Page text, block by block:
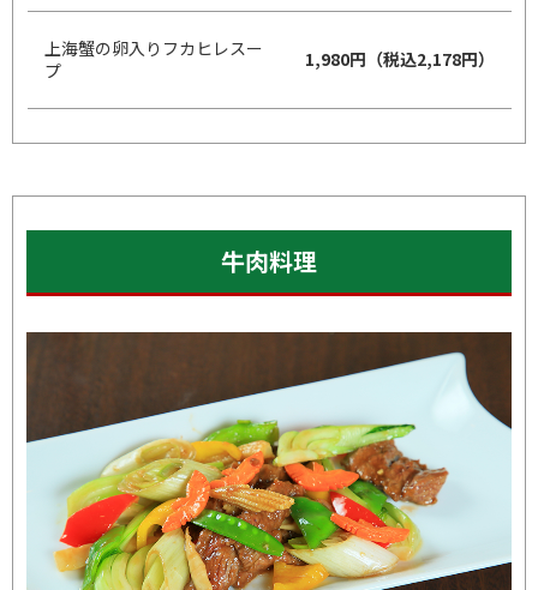
上海蟹の卵入りフカヒレスー
プ
1,980円（税込2,178円）
牛肉料理